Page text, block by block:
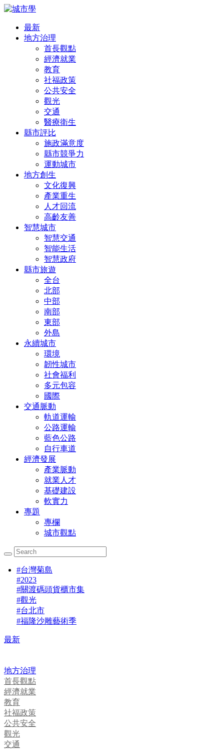
最新
地方治理
首長觀點
經濟就業
教育
社福政策
公共安全
觀光
交通
醫療衛生
縣市評比
施政滿意度
縣市競爭力
運動城市
地方創生
文化復興
產業重生
人才回流
高齡友善
智慧城市
智慧交通
智能生活
智慧政府
縣市旅遊
全台
北部
中部
南部
東部
外島
永續城市
環境
韌性城市
社會福利
多元包容
國際
交通脈動
軌道運輸
公路運輸
藍色公路
自行車道
經濟發展
產業脈動
就業人才
基礎建設
軟實力
專題
專欄
城市觀點
#台灣菊島
#2023
#關渡碼頭貨櫃市集
#觀光
#台北市
#福隆沙雕藝術季
最新
地方治理
首長觀點
經濟就業
教育
社福政策
公共安全
觀光
交通